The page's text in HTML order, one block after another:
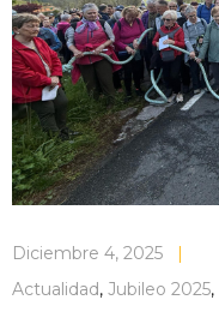
Diciembre 4, 2025
|
Actualidad, Jubileo 2025,